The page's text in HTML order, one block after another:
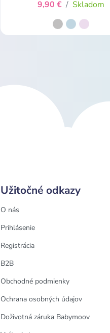
9,90 € / Skladom
Užitočné odkazy
O nás
Prihlásenie
Registrácia
B2B
Obchodné podmienky
Ochrana osobných údajov
Doživotná záruka Babymoov